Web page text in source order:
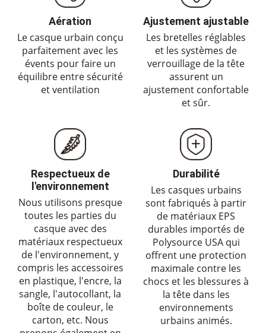
Aération
Le casque urbain conçu
parfaitement avec les
évents pour faire un
équilibre entre sécurité
et ventilation
Ajustement ajustable
Les bretelles réglables
et les systèmes de
verrouillage de la tête
assurent un
ajustement confortable
et sûr.
Respectueux de
l'environnement
Nous utilisons presque
toutes les parties du
casque avec des
matériaux respectueux
de l'environnement, y
compris les accessoires
en plastique, l'encre, la
sangle, l'autocollant, la
boîte de couleur, le
carton, etc. Nous
Durabilité
Les casques urbains
sont fabriqués à partir
de matériaux EPS
durables importés de
Polysource USA qui
offrent une protection
maximale contre les
chocs et les blessures à
la tête dans les
environnements
urbains animés.